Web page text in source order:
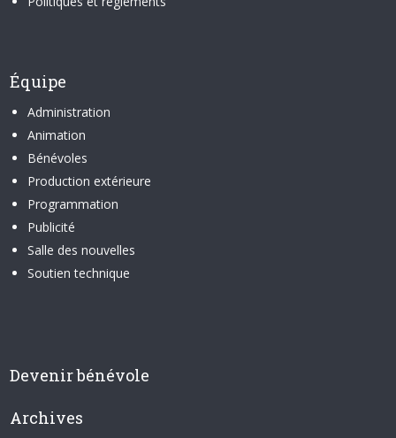
Équipe
Administration
Animation
Bénévoles
Production extérieure
Programmation
Publicité
Salle des nouvelles
Soutien technique
Devenir bénévole
Archives